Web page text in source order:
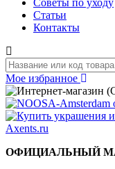
Советы по уходу
Статьи
Контакты
Мое избранное
ОФИЦИАЛЬНЫЙ